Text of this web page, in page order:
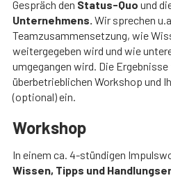
Gespräch den Status-Quo und
Unternehmens. Wir sprechen
Teamzusammensetzung, wie
weitergegeben wird und wie
umgegangen wird. Die
überbetrieblichen Workshop und
(optional) ein.
Workshop
In einem ca. 4-stündigen
Wissen, Tipps und